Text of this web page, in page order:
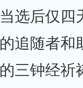
选后仅四
追随者和
三钟经祈